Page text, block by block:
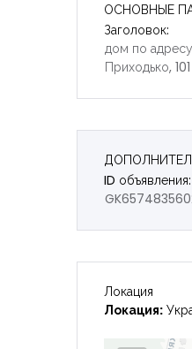
ОСНОВНЫЕ
Заголовок:
дом по
Приходько, 101
ID объявления:
Локация
Локация: